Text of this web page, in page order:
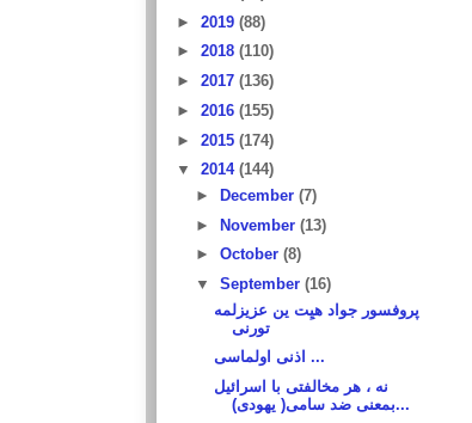
► 2019 (88)
► 2018 (110)
► 2017 (136)
► 2016 (155)
► 2015 (174)
▼ 2014 (144)
►
December (7)
► November (13)
► October (8)
▼ September (16)
پروفسور جواد هیِت ین عزیزلمه
تورنی
اذنی اولماسی ...
نه ، هر مخالفتی با اسرائیل
بمعنی ضد سامی( یهودی)...